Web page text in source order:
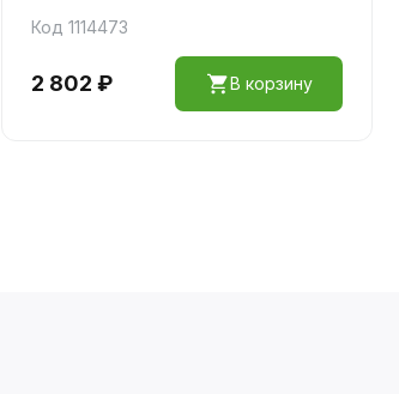
Код 1114473
2 802 ₽ В корзину